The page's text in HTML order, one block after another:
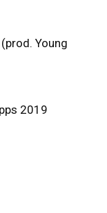
Young
2019